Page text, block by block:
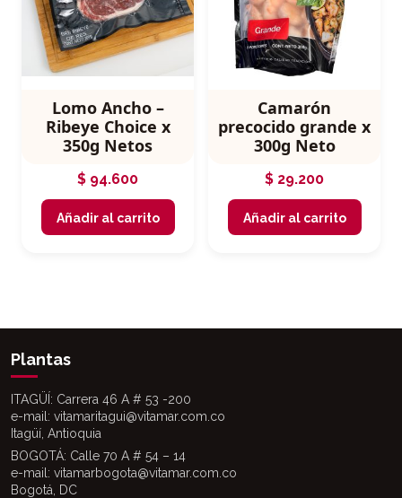
Lomo Ancho –
Ribeye Choice x
350g Netos
$ 94.600
Añadir al carrito
Camarón
precocido grande x
300g Neto
$ 29.200
Añadir al carrito
Plantas
ITAGÜÍ: Carrera 46 A # 53 -200
e-mail: vitamaritagui@vitamar.com.co
Itagüí, Antioquia
BOGOTÁ: Calle 70 A # 54 – 14
e-mail: vitamarbogota@vitamar.com.co
Bogotá, DC